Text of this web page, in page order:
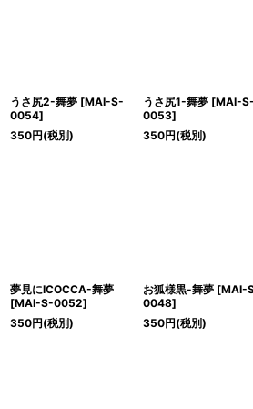
うさ尻2-舞夢 [MAI-S-
0054]
350円(税別)
うさ尻1-舞夢 [MAI-S-
0053]
350円(税別)
夢見にICOCCA-舞夢
[MAI-S-0052]
350円(税別)
お狐様黒-舞夢 [MAI-
0048]
350円(税別)